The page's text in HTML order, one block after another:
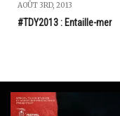
AOÛT 3RD, 2013
#TDY2013 : Entaille-mer